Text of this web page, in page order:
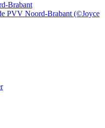
Brabant
PVV Noord-Brabant (©Joyce